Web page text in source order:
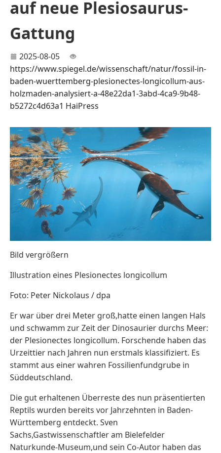
auf neue Plesiosaurus-
Gattung
2025-08-05
https://www.spiegel.de/wissenschaft/natur/fossil-in-
baden-wuerttemberg-plesionectes-longicollum-aus-
holzmaden-analysiert-a-48e22da1-3abd-4ca9-9b48-
b5272c4d63a1 HaiPress
Bild vergrößern
Illustration eines Plesionectes longicollum
Foto: Peter Nickolaus / dpa
Er war über drei Meter groß,hatte einen langen Hals
und schwamm zur Zeit der Dinosaurier durchs Meer:
der Plesionectes longicollum. Forschende haben das
Urzeittier nach Jahren nun erstmals klassifiziert. Es
stammt aus einer wahren Fossilienfundgrube in
Süddeutschland.
Die gut erhaltenen Überreste des nun präsentierten
Reptils wurden bereits vor Jahrzehnten in Baden-
Württemberg entdeckt. Sven
Sachs,Gastwissenschaftler am Bielefelder
Naturkunde-Museum,und sein Co-Autor haben das